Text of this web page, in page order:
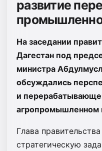
развитие
На заседании
Дагестан под
министра
обсуждались
и
агропромышленном
Глава
стратегическую